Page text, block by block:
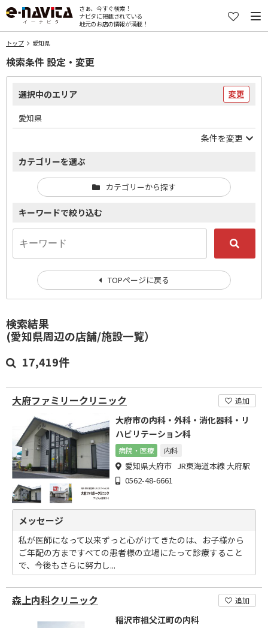
さぁ、今すぐ検索！
ナビタに掲載されている
地元のお店の情報が満載！
トップ 愛知県
検索結果
(愛知県周辺の店舗/施設一覧）
17,419件
大府ファミリークリニック 追加
大府市の内科・外科・消化器科・リ
ハビリテーション科
病院・医療 内科
愛知県大府市 JR東海道本線 大府駅
0562-48-6661
メッセージ
私が医師になって以来ずっと心がけてきたのは、お子様から
ご年配の方まですべての患者様の立場にたって診療すること
で、今後もさらに努力し...
森上内科クリニック 追加
稲沢市祖父江町の内科
検索条件 設定・変更
選択中のエリア 変更
愛知県
条件を変更
カテゴリーを選ぶ
カテゴリーから探す
キーワードで絞り込む
TOPページに戻る